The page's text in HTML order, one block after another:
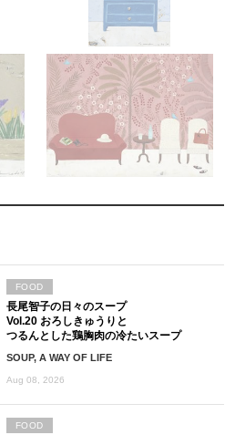
長尾智子の日々のスープ
Vol.20 おろしきゅうりと
つるんとした鶏胸肉の冷たいスープ
SOUP, A WAY OF LIFE
Aug 08, 2026
FOOD
FOOD